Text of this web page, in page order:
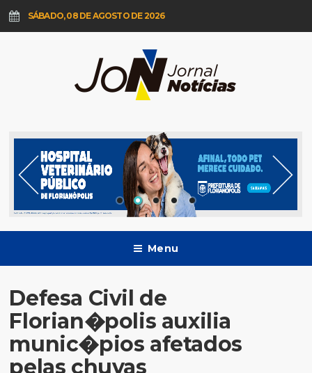
SÁBADO, 08 DE AGOSTO DE 2026
Menu
Defesa Civil de
Florian�polis auxilia
munic�pios afetados
pelas chuvas